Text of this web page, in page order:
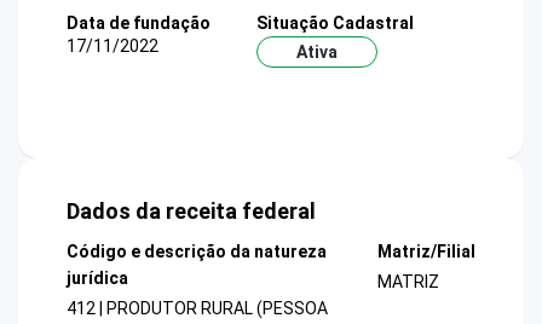
Data de fundação
17/11/2022
Situação Cadastral
Ativa
Dados da receita federal
Código e descrição da natureza
jurídica
412 | PRODUTOR RURAL (PESSOA
Matriz/Filial
MATRIZ